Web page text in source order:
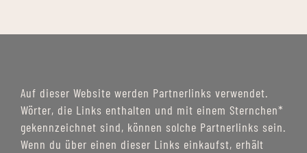
Auf dieser Website werden Partnerlinks verwendet.
Wörter, die Links enthalten und mit einem Sternchen*
gekennzeichnet sind, können solche Partnerlinks sein.
Wenn du über einen dieser Links einkaufst, erhält